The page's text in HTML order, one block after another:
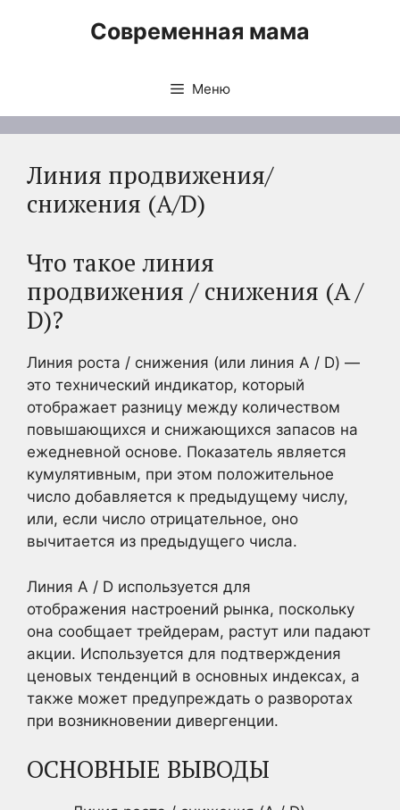
Современная мама
Меню
Линия продвижения/
снижения (A/D)
Что такое линия
продвижения / снижения (A /
D)?
Линия роста / снижения (или линия A / D) —
это технический индикатор, который
отображает разницу между количеством
повышающихся и снижающихся запасов на
ежедневной основе. Показатель является
кумулятивным, при этом положительное
число добавляется к предыдущему числу,
или, если число отрицательное, оно
вычитается из предыдущего числа.
Линия A / D используется для
отображения настроений рынка, поскольку
она сообщает трейдерам, растут или падают
акции. Используется для подтверждения
ценовых тенденций в основных индексах, а
также может предупреждать о разворотах
при возникновении дивергенции.
ОСНОВНЫЕ ВЫВОДЫ